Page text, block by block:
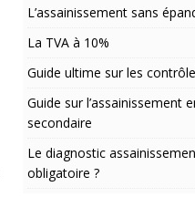
L’assainissement sans
La TVA à 10%
Guide ultime sur les
Guide sur l’assainissement
secondaire
Le diagnostic
obligatoire ?